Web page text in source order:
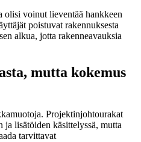
olisi voinut lieventää hankkeen
poistuvat rakennuksesta
alkua, jotta rakenneavauksia
mutta kokemus
Projektinjohtourakat
lisätöiden käsittelyssä, mutta
tarvittavat